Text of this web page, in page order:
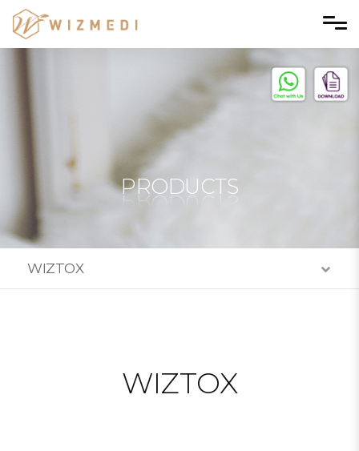
Skip to menu
PRODUCTS
WIZTOX
WIZTOX